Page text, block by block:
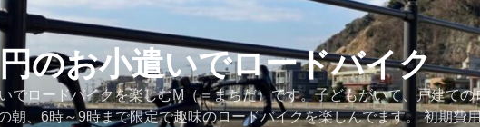
のお小遣いでロードバイク
でロードバイクを楽しむM（＝まちだ）です。子どもがいて、戸建て
朝、6時～9時まで限定で趣味のロードバイクを楽しんでます。 初期費